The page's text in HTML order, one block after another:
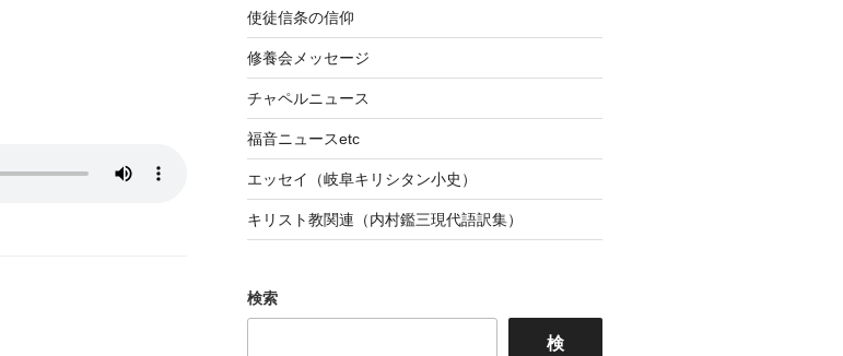
使徒信条の信仰
修養会メッセージ
チャペルニュース
福音ニュースetc
エッセイ（岐阜キリシタン小史）
キリスト教関連（内村鑑三現代語訳集）
検索
検